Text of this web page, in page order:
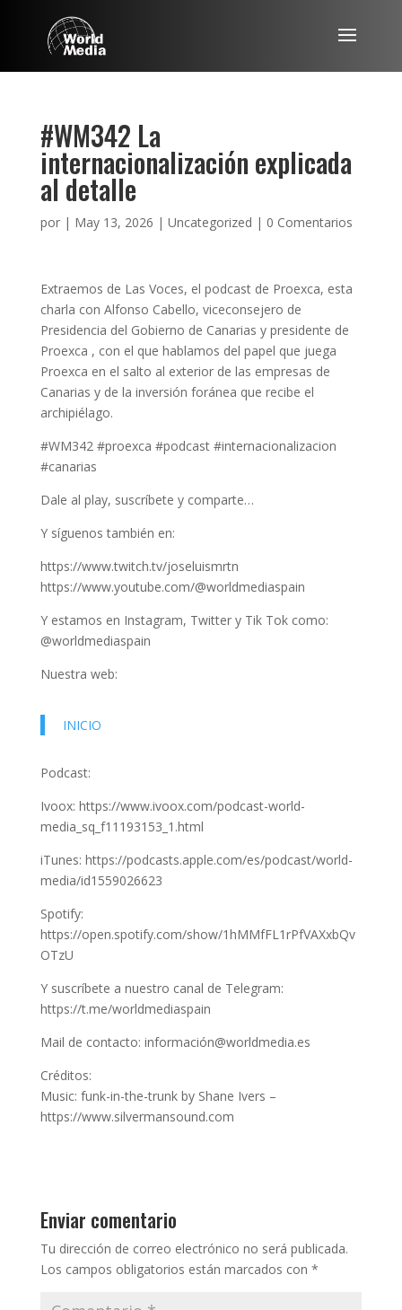
#WM342 La
internacionalización explicada
al detalle
por | May 13, 2026 | Uncategorized | 0 Comentarios
Extraemos de Las Voces, el podcast de Proexca, esta
charla con Alfonso Cabello, viceconsejero de
Presidencia del Gobierno de Canarias y presidente de
Proexca , con el que hablamos del papel que juega
Proexca en el salto al exterior de las empresas de
Canarias y de la inversión foránea que recibe el
archipiélago.
#WM342 #proexca #podcast #internacionalizacion
#canarias
Dale al play, suscríbete y comparte…
Y síguenos también en:
https://www.twitch.tv/joseluismrtn
https://www.youtube.com/@worldmediaspain
Y estamos en Instagram, Twitter y Tik Tok como:
@worldmediaspain
Nuestra web:
INICIO
Podcast:
Ivoox: https://www.ivoox.com/podcast-world-
media_sq_f11193153_1.html
iTunes: https://podcasts.apple.com/es/podcast/world-
media/id1559026623
Spotify:
https://open.spotify.com/show/1hMMfFL1rPfVAXxbQv
OTzU
Y suscríbete a nuestro canal de Telegram:
https://t.me/worldmediaspain
Mail de contacto: información@worldmedia.es
Créditos:
Music: funk-in-the-trunk by Shane Ivers –
https://www.silvermansound.com
Enviar comentario
Tu dirección de correo electrónico no será publicada.
Los campos obligatorios están marcados con *